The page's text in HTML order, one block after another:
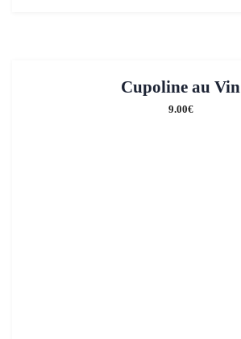
Cupoline au Vin
9.00€